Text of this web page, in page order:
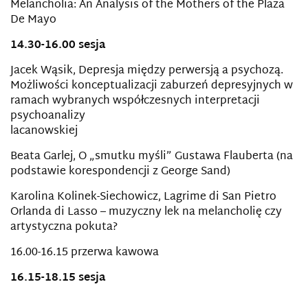
Melancholia: An Analysis of the Mothers ofthe Plaza
De Mayo
14.30-16.00 sesja
Jacek Wąsik, Depresja między perwersją a psychozą.
Możliwości konceptualizacji zaburzeń depresyjnych w
ramach wybranych współczesnych interpretacji
psychoanalizy
lacanowskiej
Beata Garlej, O „smutku myśli” Gustawa Flauberta (na
podstawie korespondencji z George Sand)
Karolina Kolinek-Siechowicz, Lagrime di San Pietro
Orlanda di Lasso – muzyczny lek na melancholię czy
artystyczna pokuta?
16.00-16.15 przerwa kawowa
16.15-18.15 sesja